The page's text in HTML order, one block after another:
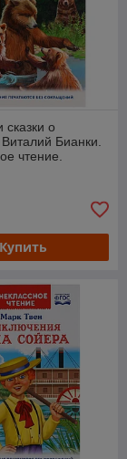
сказки о
Бианки.
чтение.
Купить